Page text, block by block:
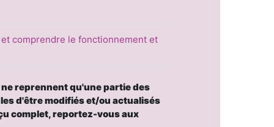
comprendre le fonctionnement et
reprennent qu'une partie des
d'être modifiés et/ou actualisés
complet, reportez-vous aux